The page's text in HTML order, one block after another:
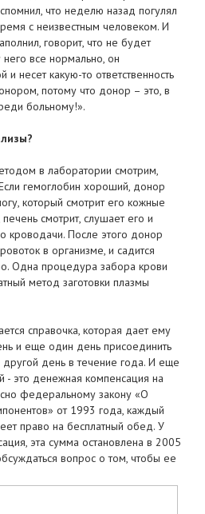
что неделю назад погулял
с неизвестным человеком. И
говорит, что не будет
него все нормально, он
и несет какую-то ответственность
потому что донор – это, в
больному!».
в лаборатории смотрим,
гемоглобин хороший, донор
который смотрит его кожные
смотрит, слушает его и
кроводачи. После этого донор
в организме, и садится
Одна процедура забора крови
метод заготовки плазмы
справочка, которая дает ему
и еще один день присоединить
другой день в течение года. И еще
- это денежная компенсация на
федеральному закону «О
от 1993 года, каждый
право на бесплатный обед. У
эта сумма остановлена в 2005
вопрос о том, чтобы ее